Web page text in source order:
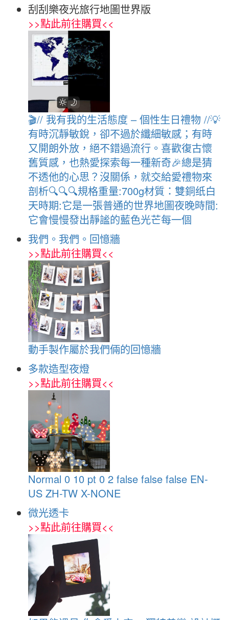
刮刮樂夜光旅行地圖世界版
>>點此前往購買<<
🎬// 我有我的生活態度 – 個性生日禮物 //💡
有時沉靜敏銳，卻不過於纖細敏感；有時
又開朗外放，絕不錯過流行。喜歡復古懷
舊質感，也熱愛探索每一種新奇🎉總是猜
不透他的心思？沒關係，就交給愛禮物來
剖析🔍🔍🔍規格重量:700g材質：雙銅纸白
天時期:它是一張普通的世界地圖夜晚時間:
它會慢慢發出靜謐的藍色光芒每一個
我們。我們。回憶牆
>>點此前往購買<<
動手製作屬於我們倆的回憶牆
多款造型夜燈
>>點此前往購買<<
Normal 0 10 pt 0 2 false false false EN-
US ZH-TW X-NONE
微光透卡
>>點此前往購買<<